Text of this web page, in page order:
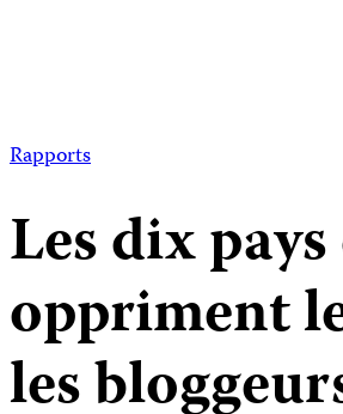
Rapports
Les dix
oppriment
les